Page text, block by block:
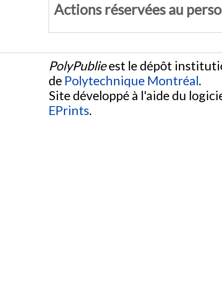
Actions réservées au
PolyPublieest le dépôt
de Polytechnique Montréal.
Site développé à l'aide du
EPrints.